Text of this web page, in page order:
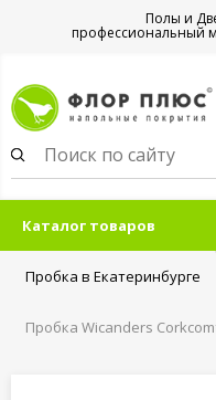
Полы и
профессиональный
Каталог товаров
Пробка в Екатеринбурге
Пробка Wicanders